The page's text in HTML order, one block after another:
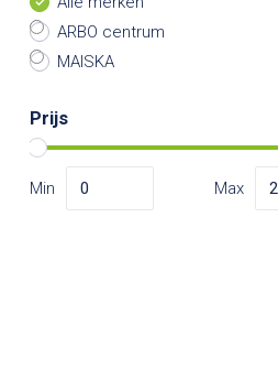
ARBO centrum
MAISKA
Prijs
Min Max